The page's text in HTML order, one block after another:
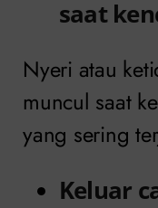
saat
Nyeri atau
muncul saat
yang sering
Keluar